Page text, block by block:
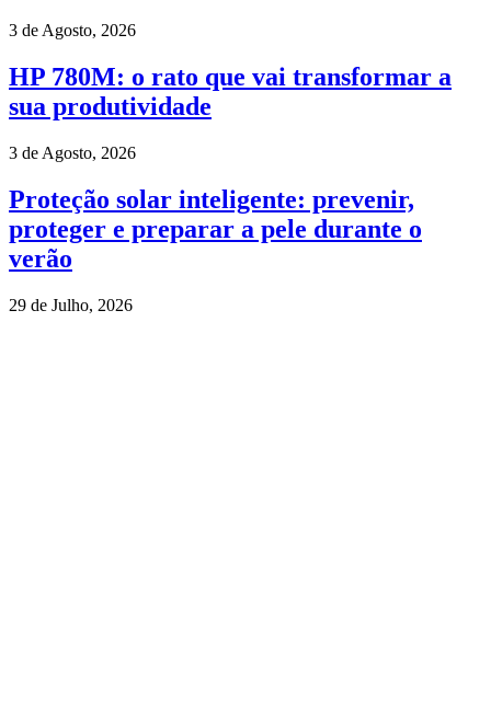
3 de Agosto, 2026
HP 780M: o rato que vai transformar a
sua produtividade
3 de Agosto, 2026
Proteção solar inteligente: prevenir,
proteger e preparar a pele durante o
verão
29 de Julho, 2026